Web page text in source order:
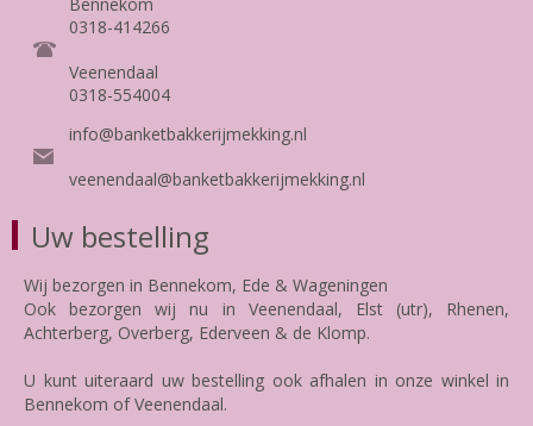
0318-414266
Veenendaal
0318-554004
info@banketbakkerijmekking.nl
veenendaal@banketbakkerijmekking.nl
Uw bestelling
Wij bezorgen in Bennekom, Ede & Wageningen
Ook bezorgen wij nu in Veenendaal, Elst (utr), Rhenen,
Achterberg, Overberg, Ederveen & de Klomp.
U kunt uiteraard uw bestelling ook afhalen in onze winkel in
Bennekom of Veenendaal.